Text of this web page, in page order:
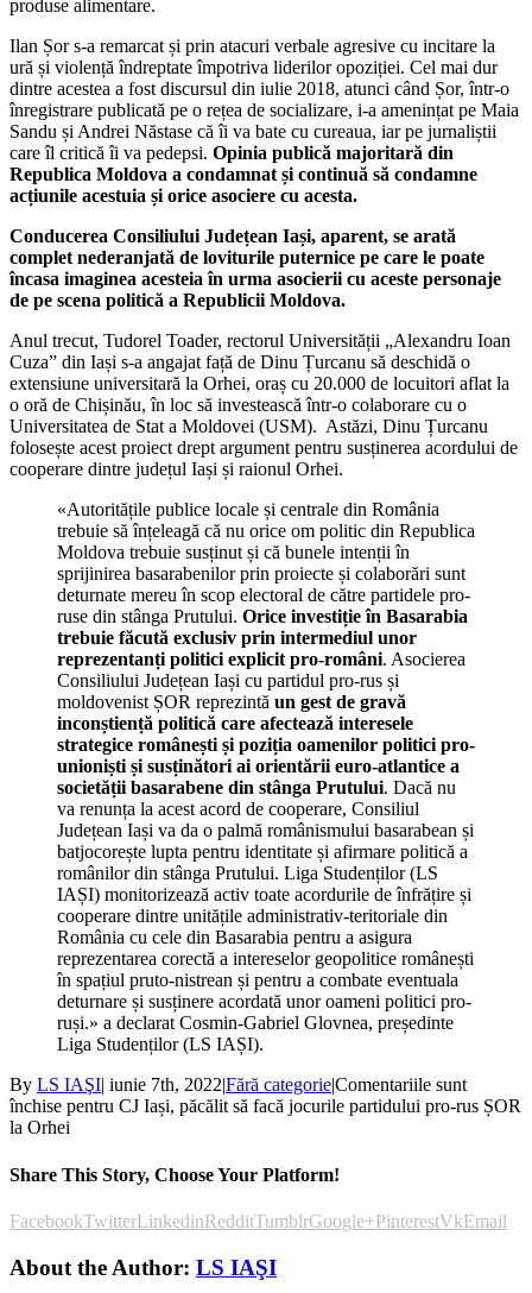
produse alimentare.
Ilan Șor s-a remarcat și prin atacuri verbale agresive cu incitare la
ură și violență îndreptate împotriva liderilor opoziției. Cel mai dur
dintre acestea a fost discursul din iulie 2018, atunci când Șor, într-o
înregistrare publicată pe o rețea de socializare, i-a amenințat pe Maia
Sandu și Andrei Năstase că îi va bate cu cureaua, iar pe jurnaliștii
care îl critică îi va pedepsi. Opinia publică majoritară din
Republica Moldova a condamnat și continuă să condamne
acțiunile acestuia și orice asociere cu acesta.
Conducerea Consiliului Județean Iași, aparent, se arată
complet nederanjată de loviturile puternice pe care le poate
încasa imaginea acesteia în urma asocierii cu aceste personaje
de pe scena politică a Republicii Moldova.
Anul trecut, Tudorel Toader, rectorul Universității „Alexandru Ioan
Cuza” din Iași s-a angajat față de Dinu Țurcanu să deschidă o
extensiune universitară la Orhei, oraș cu 20.000 de locuitori aflat la
o oră de Chișinău, în loc să investească într-o colaborare cu o
Universitatea de Stat a Moldovei (USM). Astăzi, Dinu Țurcanu
folosește acest proiect drept argument pentru susținerea acordului de
cooperare dintre județul Iași și raionul Orhei.
«Autoritățile publice locale și centrale din România
trebuie să înțeleagă că nu orice om politic din Republica
Moldova trebuie susținut și că bunele intenții în
sprijinirea basarabenilor prin proiecte și colaborări sunt
deturnate mereu în scop electoral de către partidele pro-
ruse din stânga Prutului. Orice investiție în Basarabia
trebuie făcută exclusiv prin intermediul unor
reprezentanți politici explicit pro-români. Asocierea
Consiliului Județean Iași cu partidul pro-rus și
moldovenist ȘOR reprezintă un gest de gravă
inconștiență politică care afectează interesele
strategice românești și poziția oamenilor politici pro-
unioniști și susținători ai orientării euro-atlantice a
societății basarabene din stânga Prutului. Dacă nu
va renunța la acest acord de cooperare, Consiliul
Județean Iași va da o palmă românismului basarabean și
batjocorește lupta pentru identitate și afirmare politică a
românilor din stânga Prutului. Liga Studenților (LS
IAȘI) monitorizează activ toate acordurile de înfrățire și
cooperare dintre unitățile administrativ-teritoriale din
România cu cele din Basarabia pentru a asigura
reprezentarea corectă a intereselor geopolitice românești
în spațiul pruto-nistrean și pentru a combate eventuala
deturnare și susținere acordată unor oameni politici pro-
ruși.» a declarat Cosmin-Gabriel Glovnea, președinte
Liga Studenților (LS IAȘI).
By LS IAŞI| iunie 7th, 2022|Fără categorie|Comentariile sunt
închise pentru CJ Iași, păcălit să facă jocurile partidului pro-rus ȘOR
la Orhei
Share This Story, Choose Your Platform!
FacebookTwitterLinkedinRedditTumblrGoogle+PinterestVkEmail
About the Author: LS IAŞI